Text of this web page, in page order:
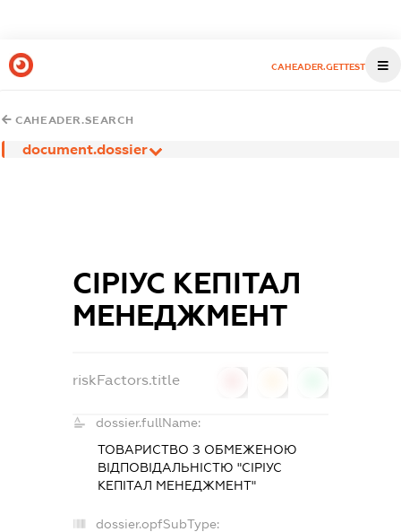
CAHEADER.GETTEST
CAHEADER.SEARCH
document.dossier
СІРІУС КЕПІТАЛ
МЕНЕДЖМЕНТ
riskFactors.title
dossier.fullName:
ТОВАРИСТВО З ОБМЕЖЕНОЮ
ВІДПОВІДАЛЬНІСТЮ "СІРІУС
КЕПІТАЛ МЕНЕДЖМЕНТ"
dossier.opfSubType: